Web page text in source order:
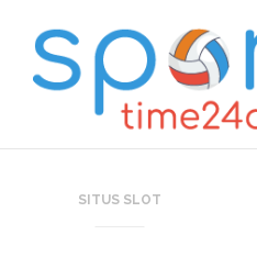
content
SITUS SLOT